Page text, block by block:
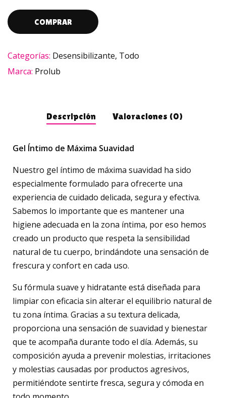
COMPRAR
Categorías: Desensibilizante, Todo
Marca: Prolub
Descripción Valoraciones (0)
Gel Íntimo de Máxima Suavidad
Nuestro gel íntimo de máxima suavidad ha sido
especialmente formulado para ofrecerte una
experiencia de cuidado delicada, segura y efectiva.
Sabemos lo importante que es mantener una
higiene adecuada en la zona íntima, por eso hemos
creado un producto que respeta la sensibilidad
natural de tu cuerpo, brindándote una sensación de
frescura y confort en cada uso.
Su fórmula suave y hidratante está diseñada para
limpiar con eficacia sin alterar el equilibrio natural de
tu zona íntima. Gracias a su textura delicada,
proporciona una sensación de suavidad y bienestar
que te acompaña durante todo el día. Además, su
composición ayuda a prevenir molestias, irritaciones
y molestias causadas por productos agresivos,
permitiéndote sentirte fresca, segura y cómoda en